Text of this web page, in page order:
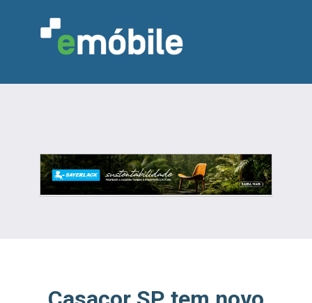
INDÚSTRIA MARCENARIA
DESIGN & DECORAÇÃO
INDICADORES
FEIRAS NOTÍCIAS